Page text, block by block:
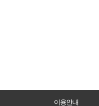
이용안내